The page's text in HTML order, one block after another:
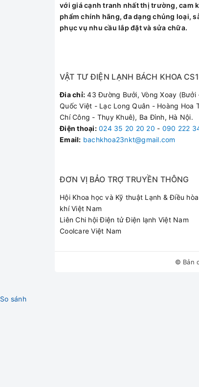
Cảm ứng ngắt gas tự động
Tính năng nổi bật
Thiết kế bếp đôi với 2 lò mang đến sự
Đầu đốt đồng thau
Đầu đốt củaBếp Gas Âm Electrolux
màu xanh không làm cháy vàng đáy nồi,
với giá cạnh tranh nhất thị trường, cam
phẩm chính hãng, đa dạng chủng loại,
phục vụ nhu cầu lắp đặt và sửa chữa.
VẬT TƯ ĐIỆN LẠNH BÁCH KHOA CS1
Đia chỉ: 43 Đường Bưởi, Vòng Xoay (Bưởi
Quốc Việt - Lạc Long Quân - Hoàng Hoa
Chí Công - Thụy Khuê), Ba Đình, Hà Nội.
Điện thoại: 024 35 20 20 20 - 090 222
Email: bachkhoa23nkt@gmail.com
ĐƠN VỊ BẢO TRỢ TRUYỀN THÔNG
Hội Khoa học và Kỹ thuật Lạnh & Điều
khí Việt Nam
Liên Chi hội Điện tử Điện lạnh Việt Nam
Coolcare Việt Nam
© Bản
So sánh